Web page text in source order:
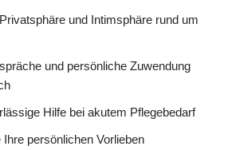
und Intimsphäre rund um
und persönliche Zuwendung
Hilfe bei akutem Pflegebedarf
Ihre persönlichen Vorlieben